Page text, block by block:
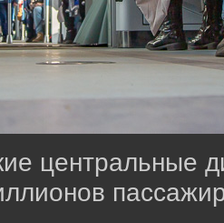
центральные